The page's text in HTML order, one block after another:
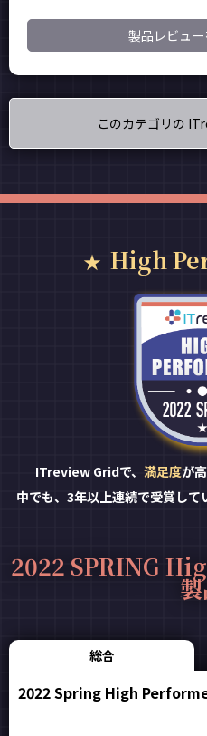
製品レビュ
このカテゴリの
High
ITreview Gridで、 満足度が
中でも、3年以上連続で受賞して
2022 SPRING
総合
2022 Spring High